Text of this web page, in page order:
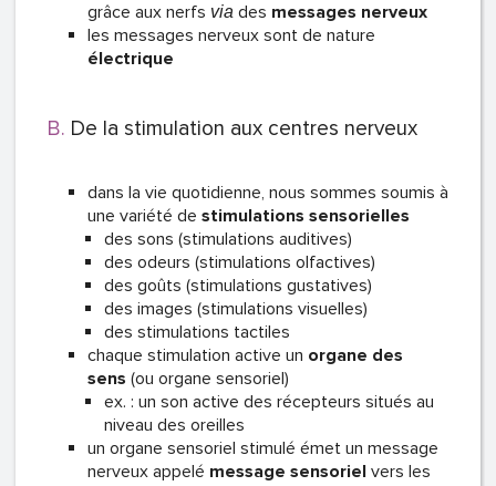
grâce aux nerfs via des messages nerveux
les messages nerveux sont de nature
électrique
De la stimulation aux centres nerveux
dans la vie quotidienne, nous sommes soumis à
une variété de stimulations sensorielles
des sons (stimulations auditives)
des odeurs (stimulations olfactives)
des goûts (stimulations gustatives)
des images (stimulations visuelles)
des stimulations tactiles
chaque stimulation active un organe des
sens (ou organe sensoriel)
ex. : un son active des récepteurs situés au
niveau des oreilles
un organe sensoriel stimulé émet un message
nerveux appelé message sensoriel vers les